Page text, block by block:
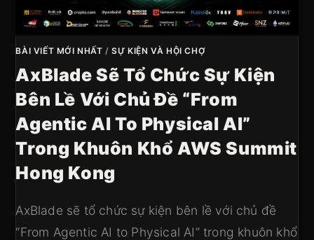
BÀI VIẾT MỚI NHẤT /SỰ KIỆN VÀ HỘI CHỢ
AxBlade Sẽ Tổ Chức Sự Kiện
Bên Lề Với Chủ Đề “From
Agentic AI To Physical AI”
Trong Khuôn Khổ AWS Summit
Hong Kong
AxBlade sẽ tổ chức sự kiện bên lề với chủ đề
“From Agentic AI to Physical AI” trong khuôn khổ